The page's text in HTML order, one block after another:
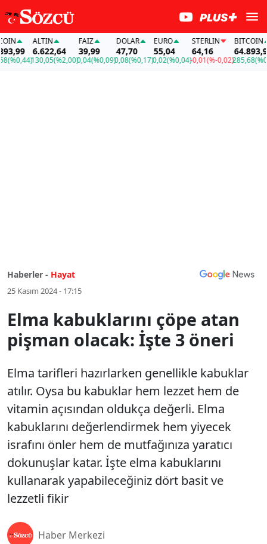
ALTIN
6.622,64
130,05(%2,00)
FAİZ
39,99
0,04(%0,09)
DOLAR
47,70
0,08(%0,17)
EURO
55,04
0,02(%0,04)
STERLIN
64,16
-0,01(%-0,02)
BITCOIN
64.893,99
285,68
Haberler - Hayat
25 Kasım 2024 - 17:15
Elma kabuklarını çöpe atan
pişman olacak: İşte 3 öneri
Elma tarifleri hazırlarken genellikle kabuklar
atılır. Oysa bu kabuklar hem lezzet hem de
vitamin açısından oldukça değerli. Elma
kabuklarını değerlendirmek hem yiyecek
israfını önler hem de mutfağınıza yaratıcı
dokunuşlar katar. İşte elma kabuklarını
kullanarak yapabileceğiniz dört basit ve
lezzetli fikir
Haber Merkezi